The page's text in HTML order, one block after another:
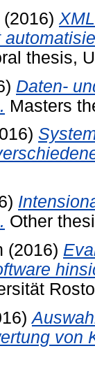
(2016)
thesis,
Daten-
Masters
Other
(2016)
von